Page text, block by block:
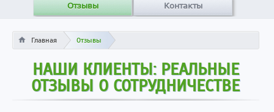
Отзывы Контакты
Главная Отзывы
НАШИ КЛИЕНТЫ: РЕАЛЬНЫЕ
ОТЗЫВЫ О СОТРУДНИЧЕСТВЕ